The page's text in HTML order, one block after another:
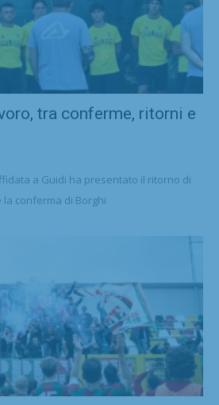
tra conferme, ritorni e
a Guidi ha presentato il ritorno di
la conferma di Borghi